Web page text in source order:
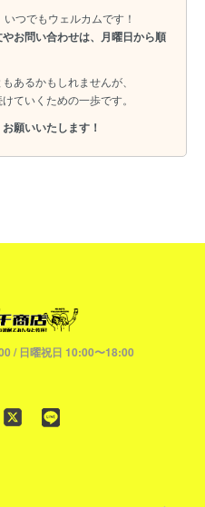
、いつでもウェルカムです！
お問い合わせは、月曜日から順
あるかもしれませんが、
ていくための一歩です。
願いいたします！
/ 日曜祝日 10:00〜18:00